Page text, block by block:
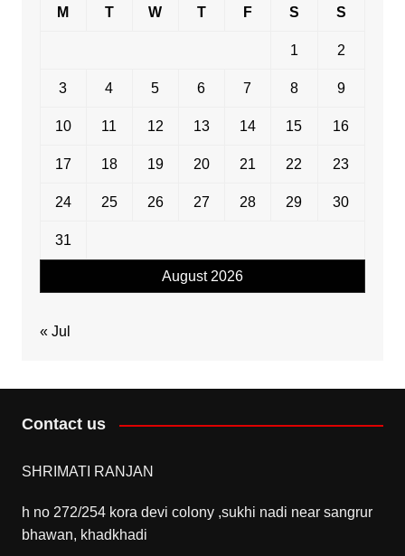
August 2026
M T W T F S S
1 2
3 4 5 6 7 8 9
10 11 12 13 14 15 16
17 18 19 20 21 22 23
24 25 26 27 28 29 30
31
« Jul
Contact us
SHRIMATI RANJAN
h no 272/254 kora devi colony ,sukhi nadi near sangrur
bhawan, khadkhadi